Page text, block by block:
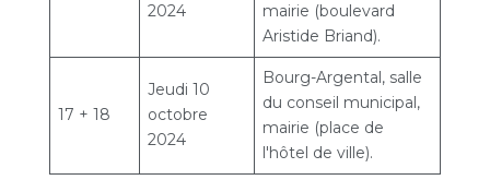
2024
mairie (boulevard
Aristide Briand).
17 + 18
Jeudi 10
octobre
2024
Bourg-Argental, salle
du conseil municipal,
mairie (place de
l'hôtel de ville).